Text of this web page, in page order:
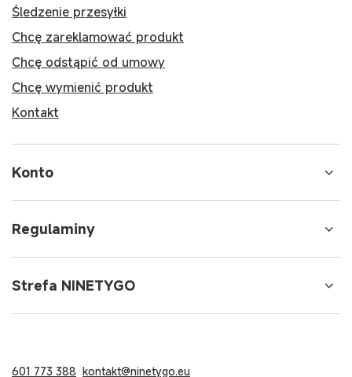
Śledzenie przesyłki
Chcę zareklamować produkt
Chcę odstąpić od umowy
Chcę wymienić produkt
Kontakt
Konto
Regulaminy
Strefa NINETYGO
601 773 388 kontakt@ninetygo.eu